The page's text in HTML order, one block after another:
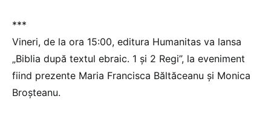
***
Vineri, de la ora 15:00, editura Humanitas va lansa
„Biblia după textul ebraic. 1 și 2 Regi”, la eveniment
fiind prezente Maria Francisca Băltăceanu și Monica
Broșteanu.